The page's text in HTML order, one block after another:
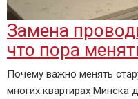
Замена
что пора
Почему важно менять
многих квартирах Минска